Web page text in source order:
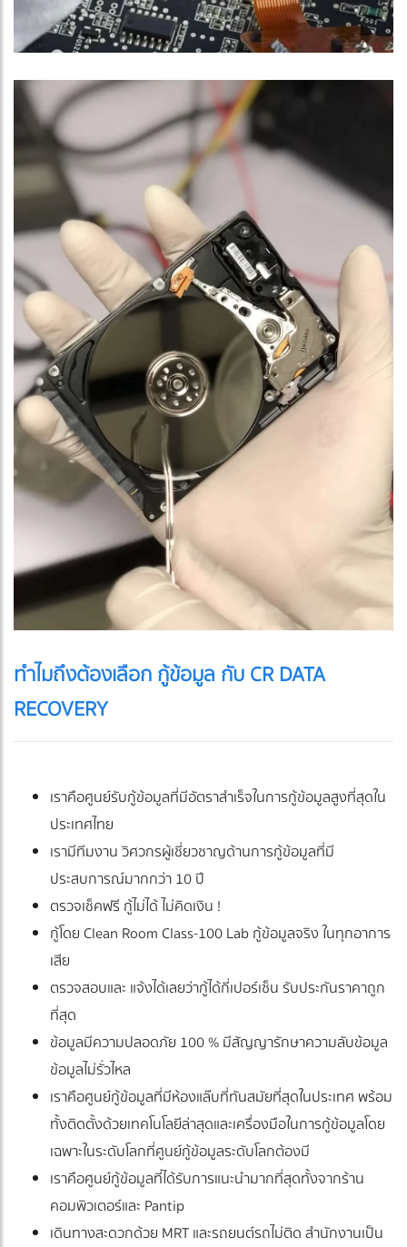
ทำไมถึงต้องเลือก กู้ข้อมูล กับ CR DATA
RECOVERY
เราคือศูนย์รับกู้ข้อมูลที่มีอัตราสำเร็จในการกู้ข้อมูลสูงที่สุดใน
ประเทศไทย
เรามีทีมงาน วิศวกรผู้เชี่ยวชาญด้านการกู้ข้อมูลที่มี
ประสบการณ์มากกว่า 10 ปี
ตรวจเช็คฟรี กู้ไม่ได้ ไม่คิดเงิน !
กู้โดย Clean Room Class-100 Lab กู้ข้อมูลจริง ในทุกอาการ
เสีย
ตรวจสอบและ แจ้งได้เลยว่ากู้ได้กี่เปอร์เซ็น รับประกันราคาถูก
ที่สุด
ข้อมูลมีความปลอดภัย 100 % มีสัญญารักษาความลับข้อมูล
ข้อมูลไม่รั่วไหล
เราคือศูนย์กู้ข้อมูลที่มีห้องแล๊บที่ทันสมัยที่สุดในประเทศ พร้อม
ทั้งติดตั้งด้วยเทคโนโลยีล่าสุดและเครื่องมือในการกู้ข้อมูลโดย
เฉพาะในระดับโลกที่ศูนย์กู้ข้อมูลระดับโลกต้องมี
เราคือศูนย์กู้ข้อมูลที่ได้รับการแนะนำมากที่สุดทั้งจากร้าน
คอมพิวเตอร์และ Pantip
เดินทางสะดวกด้วย MRT และรถยนต์รถไม่ติด สำนักงานเป็น